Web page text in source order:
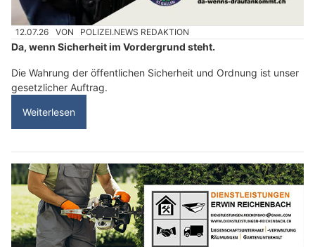
12.07.26 VON POLIZEI.NEWS REDAKTION
Da, wenn Sicherheit im Vordergrund steht.
Die Wahrung der öffentlichen Sicherheit und Ordnung ist unser
gesetzlicher Auftrag.
Weiterlesen